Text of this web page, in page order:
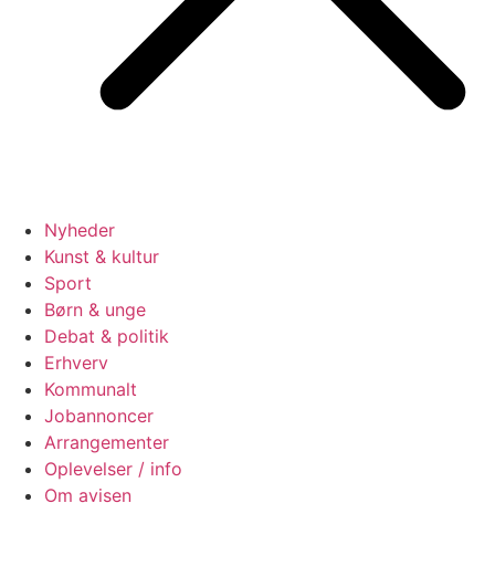
Nyheder
Kunst & kultur
Sport
Børn & unge
Debat & politik
Erhverv
Kommunalt
Jobannoncer
Arrangementer
Oplevelser / info
Om avisen